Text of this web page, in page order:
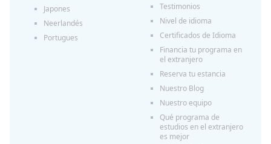
Japones
Neerlandés
Portugues
Testimonios
Nivel de idioma
Certificados de Idioma
Financia tu programa en
el extranjero
Reserva tu estancia
Nuestro Blog
Nuestro equipo
Qué programa de
estudios en el extranjero
es mejor